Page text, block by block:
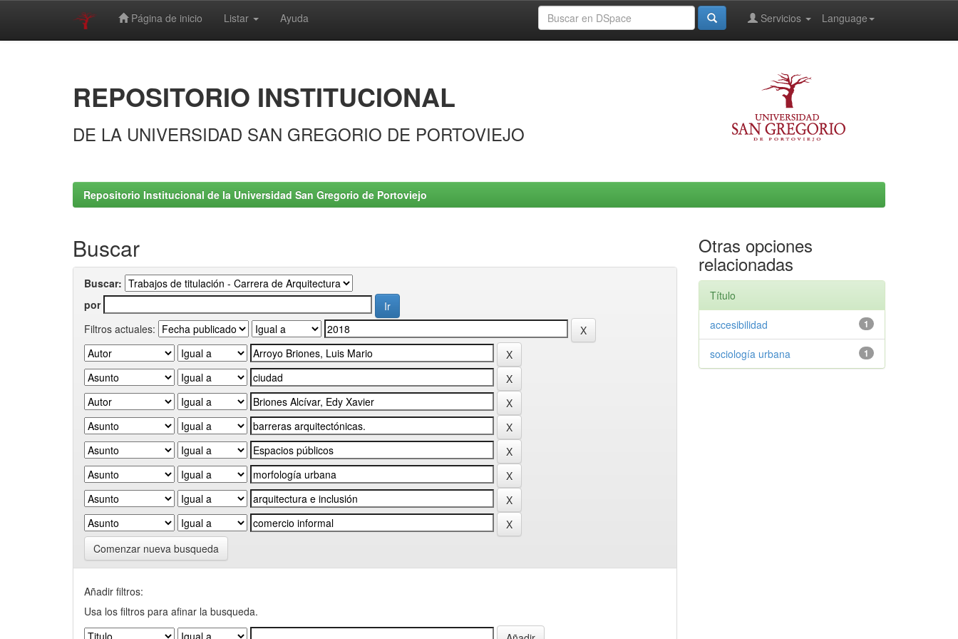
Página de inicio Listar Ayuda Language
Servicios
REPOSITORIO INSTITUCIONAL
DE LA UNIVERSIDAD SAN GREGORIO DE PORTOVIEJO
Repositorio Institucional de la Universidad San Gregorio de Portoviejo
Buscar
Buscar:
por
Filtros actuales:
Comenzar nueva busqueda
Añadir filtros:
Usa los filtros para afinar la busqueda.
Otras opciones
relacionadas
Título
1
accesibilidad
1
sociología urbana